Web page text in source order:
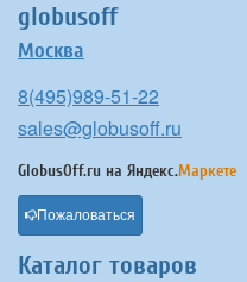
globusoff
Москва
8(495)989-51-22
sales@globusoff.ru
GlobusOff.ru на Яндекс.Маркете
Пожаловаться
Каталог товаров